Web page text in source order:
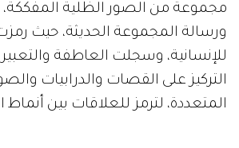
مجموعة من الصور الظلية
ورسالة المجموعة الحديثة، حيث
للإنسانية، وسجلت العاطفة
التركيز على القصات والدرابيات
المتعددة، لترمز للعلاقات بين